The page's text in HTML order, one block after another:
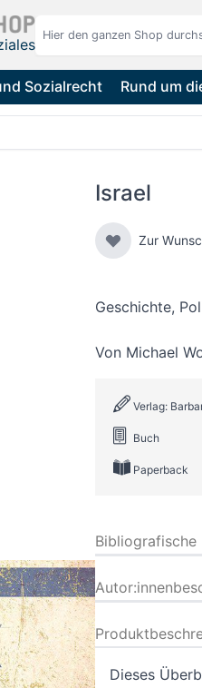
Sozialrecht Rund um
Israel
Zur
Geschichte,
Von Michael
Verlag:
Buch
Paperback
Bibliografische
Dieses